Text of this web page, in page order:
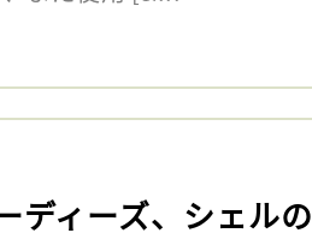
ディーズ、シェル